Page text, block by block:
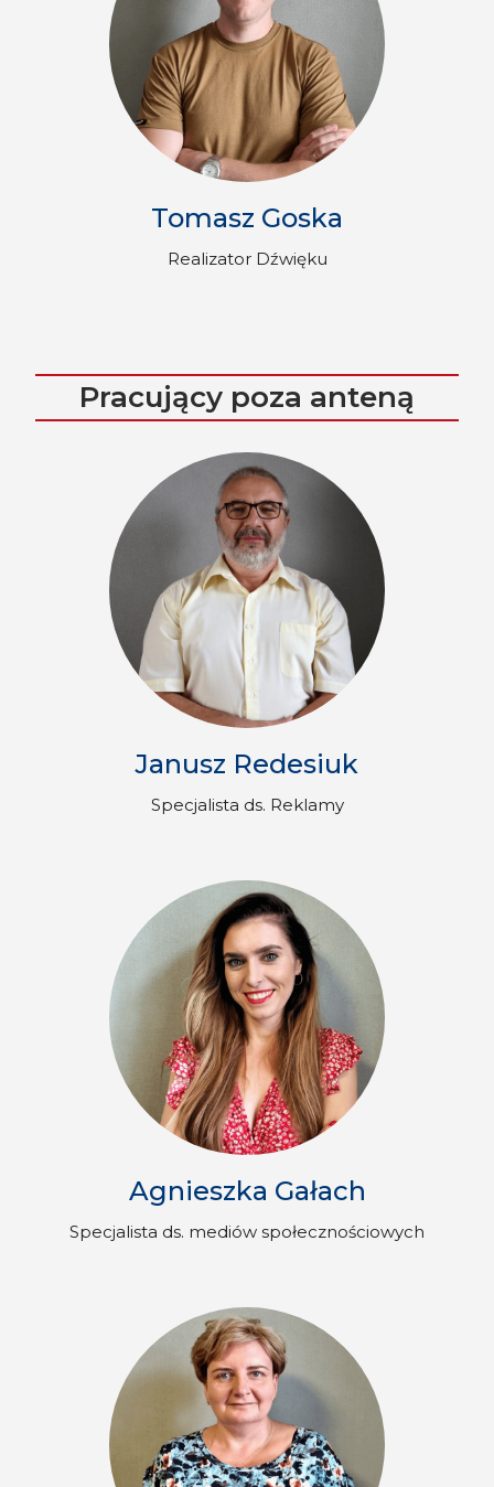
Tomasz Goska
Realizator Dźwięku
Pracujący poza anteną
Janusz Redesiuk
Specjalista ds. Reklamy
Agnieszka Gałach
Specjalista ds. mediów społecznościowych